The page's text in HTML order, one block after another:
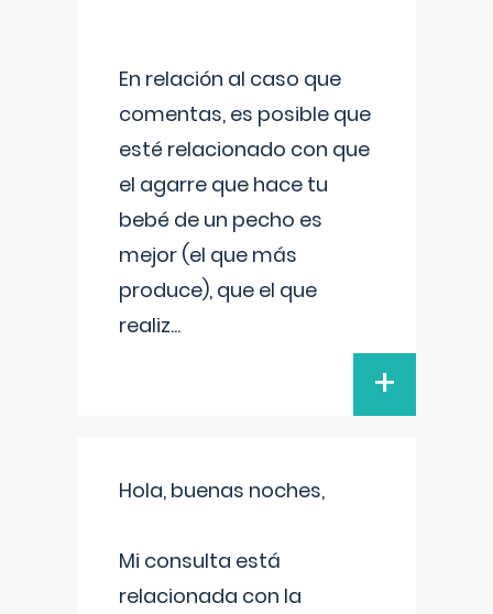
En relación al caso que
comentas, es posible que
esté relacionado con que
el agarre que hace tu
bebé de un pecho es
mejor (el que más
produce), que el que
realiz...
+
Hola, buenas noches,
Mi consulta está
relacionada con la